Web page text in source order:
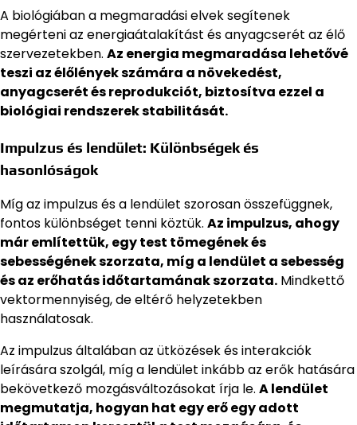
A biológiában a megmaradási elvek segítenek
megérteni az energiaátalakítást és anyagcserét az élő
szervezetekben. Az energia megmaradása lehetővé
teszi az élőlények számára a növekedést,
anyagcserét és reprodukciót, biztosítva ezzel a
biológiai rendszerek stabilitását.
Impulzus és lendület: Különbségek és
hasonlóságok
Míg az impulzus és a lendület szorosan összefüggnek,
fontos különbséget tenni köztük. Az impulzus, ahogy
már említettük, egy test tömegének és
sebességének szorzata, míg a lendület a sebesség
és az erőhatás időtartamának szorzata. Mindkettő
vektormennyiség, de eltérő helyzetekben
használatosak.
Az impulzus általában az ütközések és interakciók
leírására szolgál, míg a lendület inkább az erők hatására
bekövetkező mozgásváltozásokat írja le. A lendület
megmutatja, hogyan hat egy erő egy adott